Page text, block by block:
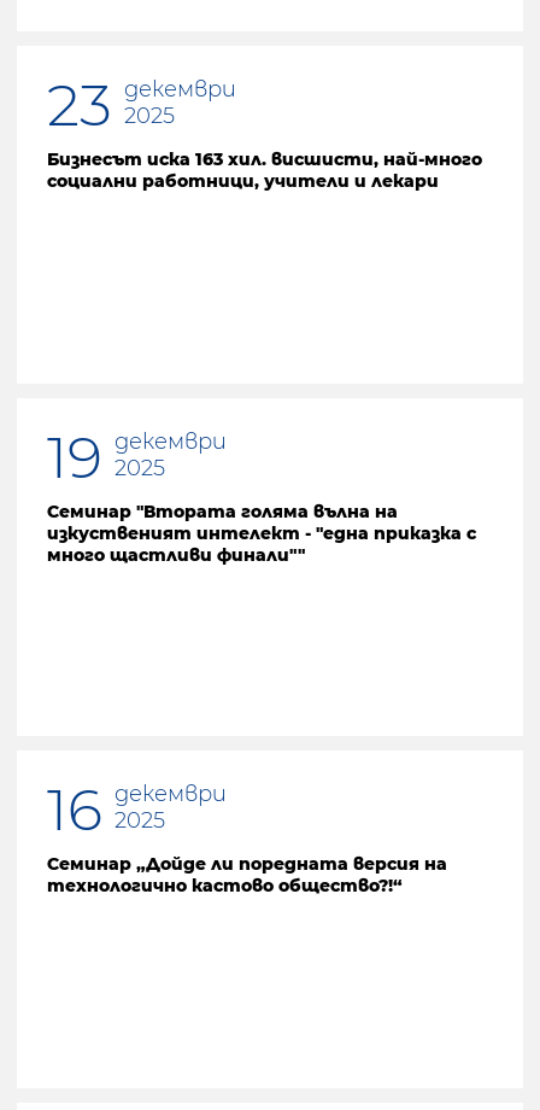
23 декември
2025
Бизнесът иска 163 хил. висшисти, най-много
социални работници, учители и лекари
19 декември
2025
Семинар "Втората голяма вълна на
изкуственият интелект - "една приказка с
много щастливи финали""
16 декември
2025
Семинар „Дойде ли поредната версия на
технологично кастово общество?!“
Предишна страница